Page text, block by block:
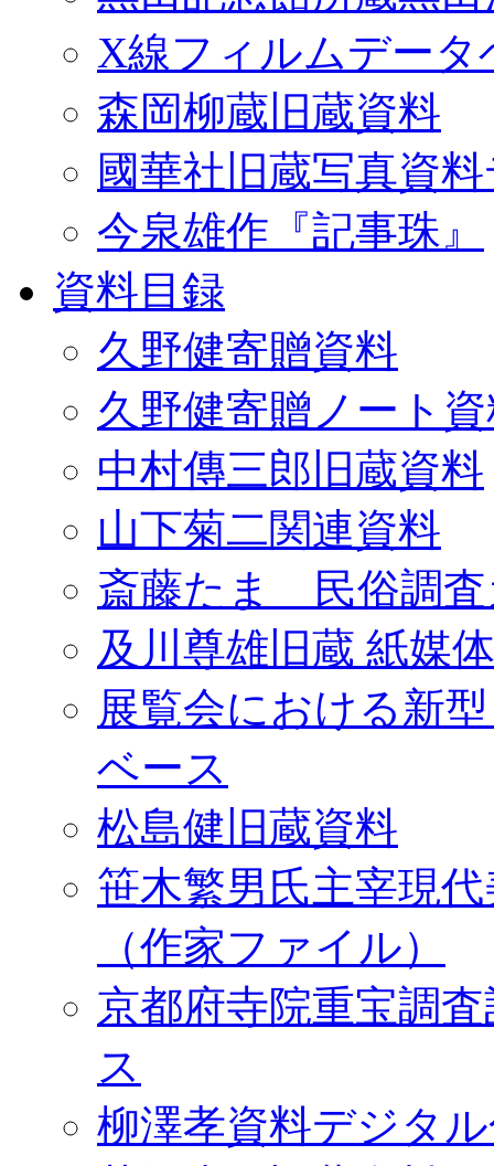
X線フィルムデータ
森岡柳蔵旧蔵資料
國華社旧蔵写真資
今泉雄作『記事珠』
資料目録
久野健寄贈資料
久野健寄贈ノート
中村傳三郎旧蔵資料
山下菊二関連資料
斎藤たま 民俗調査
及川尊雄旧蔵 紙媒
展覧会における新
ベース
松島健旧蔵資料
笹木繁男氏主宰現
（作家ファイル）
京都府寺院重宝調
ス
柳澤孝資料デジタ